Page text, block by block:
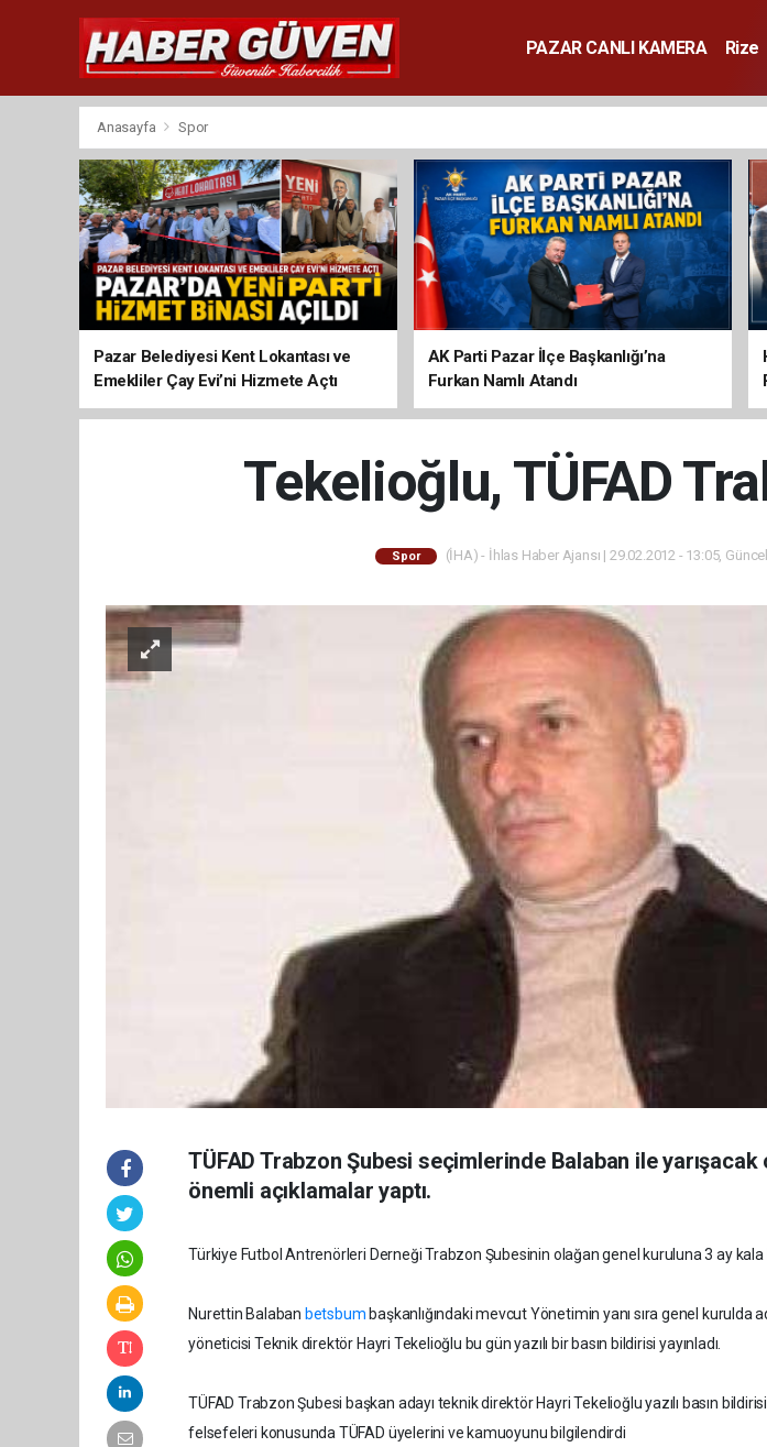
PAZAR CANLI KAMERA Rize
Anasayfa Spor
Pazar Belediyesi Kent Lokantası ve
Emekliler Çay Evi’ni Hizmete Açtı
AK Parti Pazar İlçe Başkanlığı’na
Furkan Namlı Atandı
Tekelioğlu, TÜFAD
Spor (İHA) - İhlas Haber Ajansı | 29.02.2012 - 13:05,
TÜFAD Trabzon Şubesi seçimlerinde Balaban ile
önemli açıklamalar yaptı.
Türkiye Futbol Antrenörleri Derneği Trabzon Şubesinin olağan genel kuruluna 3 ay kala
Nurettin Balaban betsbum başkanlığındaki mevcut Yönetimin yanı sıra genel kurulda
yöneticisi Teknik direktör Hayri Tekelioğlu bu gün yazılı bir basın bildirisi yayınladı.
TÜFAD Trabzon Şubesi başkan adayı teknik direktör Hayri Tekelioğlu yazılı basın
felsefeleri konusunda TÜFAD üyelerini ve kamuoyunu bilgilendirdi